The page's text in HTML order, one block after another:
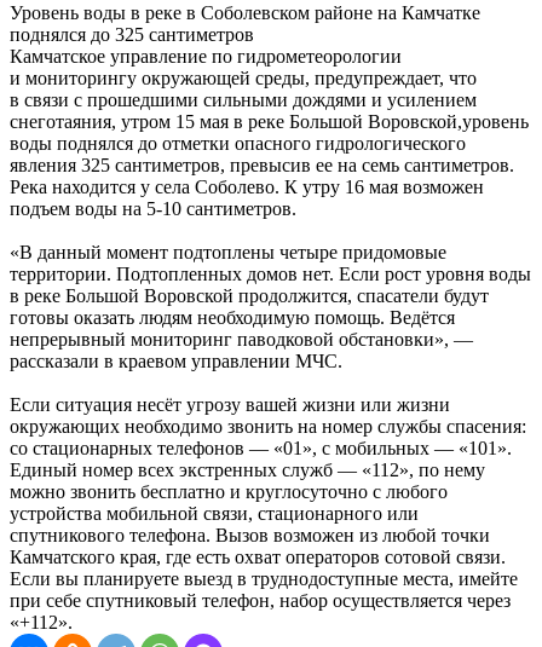
Уровень воды в реке в Соболевском районе на Камчатке
поднялся до 325 сантиметров
Камчатское управление по гидрометеорологии
и мониторингу окружающей среды, предупреждает, что
в связи с прошедшими сильными дождями и усилением
снеготаяния, утром 15 мая в реке Большой Воровской,уровень
воды поднялся до отметки опасного гидрологического
явления 325 сантиметров, превысив ее на семь сантиметров.
Река находится у села Соболево. К утру 16 мая возможен
подъем воды на 5-10 сантиметров.
«В данный момент подтоплены четыре придомовые
территории. Подтопленных домов нет. Если рост уровня воды
в реке Большой Воровской продолжится, спасатели будут
готовы оказать людям необходимую помощь. Ведётся
непрерывный мониторинг паводковой обстановки», —
рассказали в краевом управлении МЧС.
Если ситуация несёт угрозу вашей жизни или жизни
окружающих необходимо звонить на номер службы спасения:
со стационарных телефонов — «01», с мобильных — «101».
Единый номер всех экстренных служб — «112», по нему
можно звонить бесплатно и круглосуточно с любого
устройства мобильной связи, стационарного или
спутникового телефона. Вызов возможен из любой точки
Камчатского края, где есть охват операторов сотовой связи.
Если вы планируете выезд в труднодоступные места, имейте
при себе спутниковый телефон, набор осуществляется через
«+112».